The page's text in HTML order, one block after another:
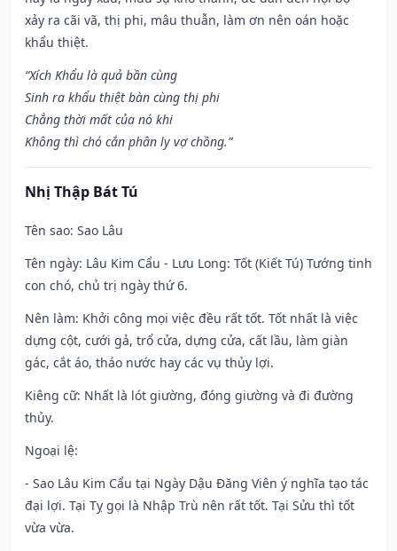
xảy ra cãi vã, thị phi, mâu thuẫn, làm ơn nên oán hoặc
khẩu thiệt.
“Xích Khẩu là quả bần cùng
Sinh ra khẩu thiệt bàn cùng thị phi
Chẳng thời mất của nó khi
Không thì chó cắn phân ly vợ chồng.”
Nhị Thập Bát Tú
Tên sao: Sao Lâu
Tên ngày: Lâu Kim Cẩu - Lưu Long: Tốt (Kiết Tú) Tướng tinh
con chó, chủ trị ngày thứ 6.
Nên làm: Khởi công mọi việc đều rất tốt. Tốt nhất là việc
dựng cột, cưới gả, trổ cửa, dựng cửa, cất lầu, làm giàn
gác, cắt áo, tháo nước hay các vụ thủy lợi.
Kiêng cữ: Nhất là lót giường, đóng giường và đi đường
thủy.
Ngoại lệ:
- Sao Lâu Kim Cẩu tại Ngày Dậu Đăng Viên ý nghĩa tạo tác
đại lợi. Tại Tỵ gọi là Nhập Trù nên rất tốt. Tại Sửu thì tốt
vừa vừa.